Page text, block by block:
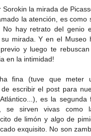
Sorokin la mirada de
la atención, es como
No hay retrato del genio
su mirada. Y en el Museo
y luego te
en la intimidad!
fina (tuve que meter
escribir el post para
es la
se sirven vivas como
de limón y algo de
exquisito. No son